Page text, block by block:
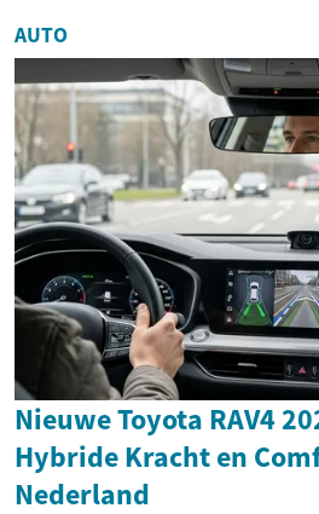
AUTO
Nieuwe Toyota RAV4
Hybride Kracht en
Nederland